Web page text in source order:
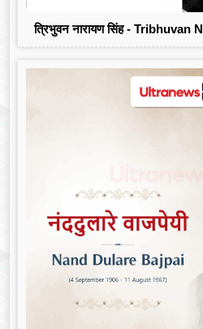
त्रिभुवन नारायण सिंह - Tribhuvan